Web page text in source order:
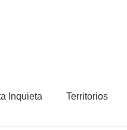
Inquieta Territorios